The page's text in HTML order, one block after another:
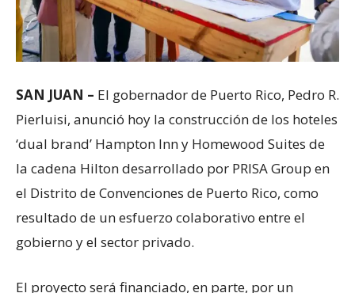
SAN JUAN – El gobernador de Puerto Rico, Pedro R.
Pierluisi, anunció hoy la construcción de los hoteles
‘dual brand’ Hampton Inn y Homewood Suites de
la cadena Hilton desarrollado por PRISA Group en
el Distrito de Convenciones de Puerto Rico, como
resultado de un esfuerzo colaborativo entre el
gobierno y el sector privado.
El proyecto será financiado, en parte, por un